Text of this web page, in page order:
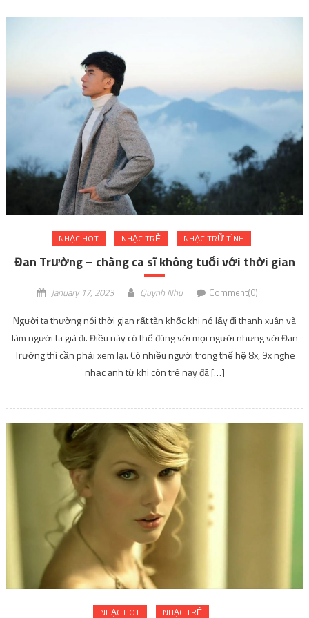
NHẠC HOT NHẠC TRẺ NHẠC TRỮ TÌNH
Đan Trường – chàng ca sĩ không tuổi với thời gian
January 17, 2023 Quynh Nhu Comment(0)
Người ta thường nói thời gian rất tàn khốc khi nó lấy đi thanh xuân và
làm người ta già đi. Điều này có thể đúng với mọi người nhưng với Đan
Trường thì cần phải xem lại. Có nhiều người trong thế hệ 8x, 9x nghe
nhạc anh từ khi còn trẻ nay đã […]
NHẠC HOT NHẠC TRẺ